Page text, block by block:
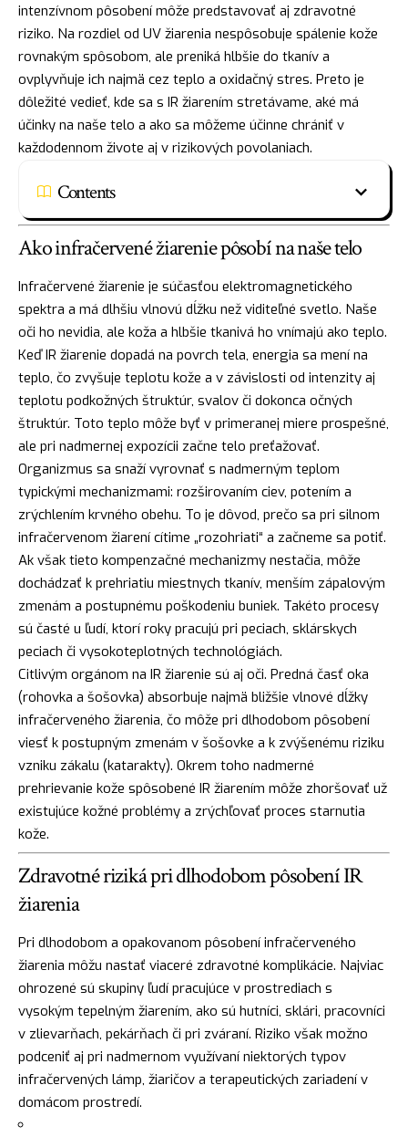
intenzívnom pôsobení môže predstavovať aj zdravotné
riziko. Na rozdiel od UV žiarenia nespôsobuje spálenie kože
rovnakým spôsobom, ale preniká hlbšie do tkanív a
ovplyvňuje ich najmä cez teplo a oxidačný stres. Preto je
dôležité vedieť, kde sa s IR žiarením stretávame, aké má
účinky na naše telo a ako sa môžeme účinne chrániť v
každodennom živote aj v rizikových povolaniach.
Contents
Ako infračervené žiarenie pôsobí na naše telo
Infračervené žiarenie je súčasťou elektromagnetického
spektra a má dlhšiu vlnovú dĺžku než viditeľné svetlo. Naše
oči ho nevidia, ale koža a hlbšie tkanivá ho vnímajú ako teplo.
Keď IR žiarenie dopadá na povrch tela, energia sa mení na
teplo, čo zvyšuje teplotu kože a v závislosti od intenzity aj
teplotu podkožných štruktúr, svalov či dokonca očných
štruktúr. Toto teplo môže byť v primeranej miere prospešné,
ale pri nadmernej expozícii začne telo preťažovať.
Organizmus sa snaží vyrovnať s nadmerným teplom
typickými mechanizmami: rozširovaním ciev, potením a
zrýchlením krvného obehu. To je dôvod, prečo sa pri silnom
infračervenom žiarení cítime „rozohriati“ a začneme sa potiť.
Ak však tieto kompenzačné mechanizmy nestačia, môže
dochádzať k prehriatiu miestnych tkanív, menším zápalovým
zmenám a postupnému poškodeniu buniek. Takéto procesy
sú časté u ľudí, ktorí roky pracujú pri peciach, sklárskych
peciach či vysokoteplotných technológiách.
Citlivým orgánom na IR žiarenie sú aj oči. Predná časť oka
(rohovka a šošovka) absorbuje najmä bližšie vlnové dĺžky
infračerveného žiarenia, čo môže pri dlhodobom pôsobení
viesť k postupným zmenám v šošovke a k zvýšenému riziku
vzniku zákalu (katarakty). Okrem toho nadmerné
prehrievanie kože spôsobené IR žiarením môže zhoršovať už
existujúce kožné problémy a zrýchľovať proces starnutia
kože.
Zdravotné riziká pri dlhodobom pôsobení IR
žiarenia
Pri dlhodobom a opakovanom pôsobení infračerveného
žiarenia môžu nastať viaceré zdravotné komplikácie. Najviac
ohrozené sú skupiny ľudí pracujúce v prostrediach s
vysokým tepelným žiarením, ako sú hutníci, sklári, pracovníci
v zlievarňach, pekárňach či pri zváraní. Riziko však možno
podceniť aj pri nadmernom využívaní niektorých typov
infračervených lámp, žiaričov a terapeutických zariadení v
domácom prostredí.